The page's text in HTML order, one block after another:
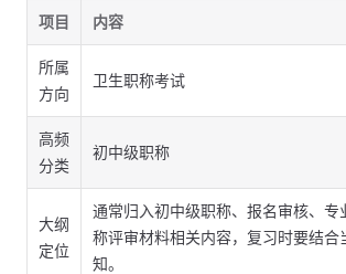
项目 内容
所属
方向
卫生职称考试
高频
分类
初中级职称
大纲
定位
通常归入初中级职称、报名审核、专
称评审材料相关内容，复习时要结合
知。